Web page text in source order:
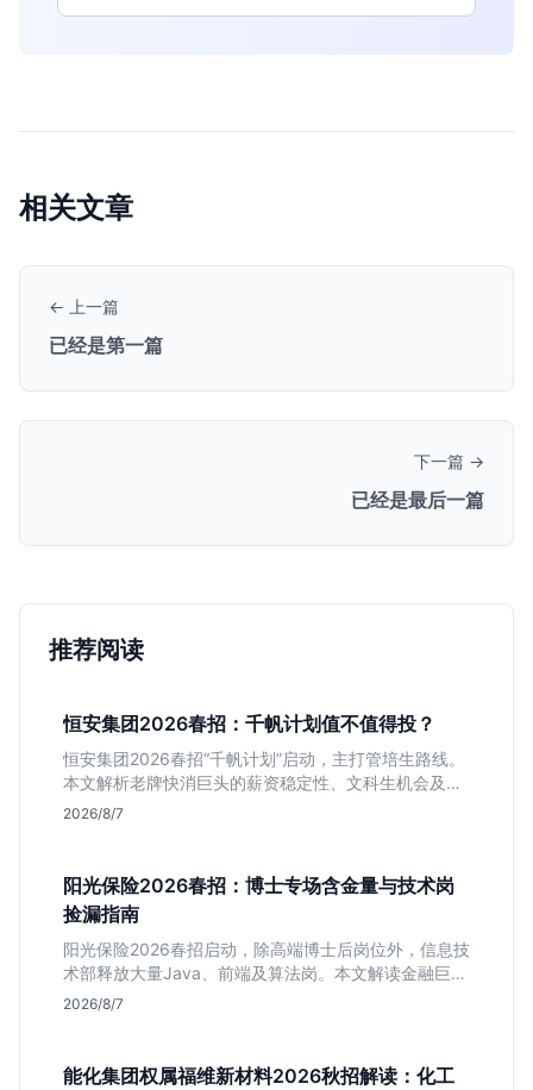
相关文章
← 上一篇
已经是第一篇
下一篇 →
已经是最后一篇
推荐阅读
恒安集团2026春招：千帆计划值不值得投？
恒安集团2026春招“千帆计划”启动，主打管培生路线。
本文解析老牌快消巨头的薪资稳定性、文科生机会及决
策链条长的局限，帮你判断是否值得投递。
2026/8/7
阳光保险2026春招：博士专场含金量与技术岗
捡漏指南
阳光保险2026春招启动，除高端博士后岗位外，信息技
术部释放大量Java、前端及算法岗。本文解读金融巨头
校招门槛，分析技术岗需求与投递价值，助你快速判断
2026/8/7
能化集团权属福维新材料2026秋招解读：化工